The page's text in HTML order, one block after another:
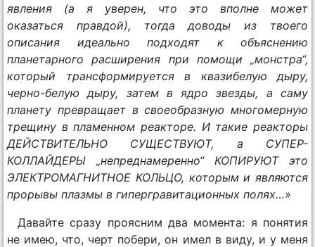
явления (а я уверен, что это вполне может
оказаться правдой), тогда доводы из твоего
описания идеально подходят к объяснению
планетарного расширения при помощи „монстра“,
который трансформируется в квазибелую дыру,
черно-белую дыру, затем в ядро звезды, а саму
планету превращает в своеобразную многомерную
трещину в пламенном реакторе. И такие реакторы
ДЕЙСТВИТЕЛЬНО СУЩЕСТВУЮТ, а СУПЕР-
КОЛЛАЙДЕРЫ „непреднамеренно“ КОПИРУЮТ это
ЭЛЕКТРОМАГНИТНОЕ КОЛЬЦО, которым и являются
прорывы плазмы в гипергравитационных полях…»
Давайте сразу проясним два момента: я понятия
не имею, что, черт побери, он имел в виду, и у меня